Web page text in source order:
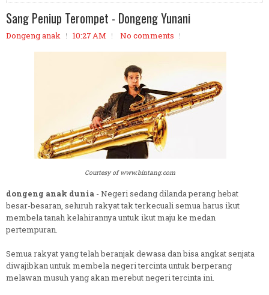
Sang Peniup Terompet - Dongeng Yunani
Dongeng anak 10:27 AM No comments
Courtesy of www.bintang.com
dongeng anak dunia - Negeri sedang dilanda perang hebat
besar-besaran, seluruh rakyat tak terkecuali semua harus ikut
membela tanah kelahirannya untuk ikut maju ke medan
pertempuran.
Semua rakyat yang telah beranjak dewasa dan bisa angkat senjata
diwajibkan untuk membela negeri tercinta untuk berperang
melawan musuh yang akan merebut negeri tercinta ini.